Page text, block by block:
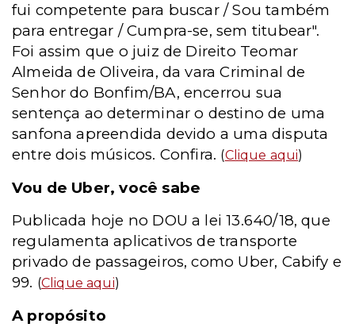
fui competente para buscar / Sou também
para entregar / Cumpra-se, sem titubear".
Foi assim que o juiz de Direito Teomar
Almeida de Oliveira, da vara Criminal de
Senhor do Bonfim/BA, encerrou sua
sentença ao determinar o destino de uma
sanfona apreendida devido a uma disputa
entre dois músicos. Confira. (Clique aqui)
Vou de Uber, você sabe
Publicada hoje no DOU a lei 13.640/18, que
regulamenta aplicativos de transporte
privado de passageiros, como Uber, Cabify e
99. (Clique aqui)
A propósito